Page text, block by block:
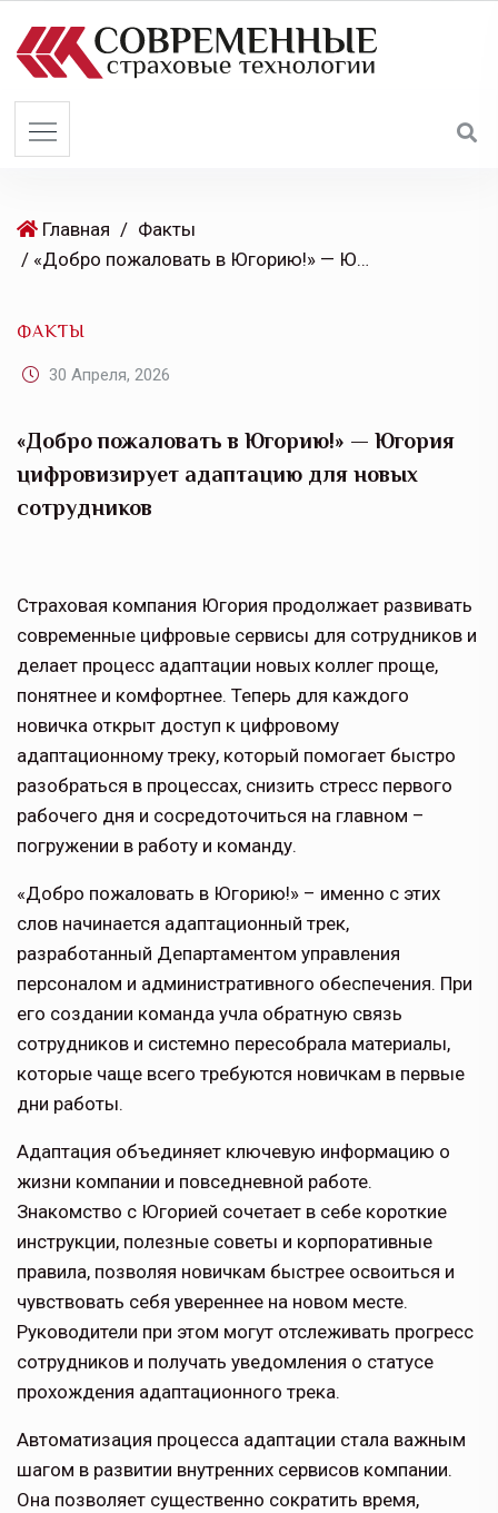
Главная / Факты
/ «Добро пожаловать в Югорию!» — Югория цифровизирует адаптацию для новых сотрудников
ФАКТЫ
30 Апреля, 2026
«Добро пожаловать в Югорию!» — Югория
цифровизирует адаптацию для новых
сотрудников
Страховая компания Югория продолжает развивать
современные цифровые сервисы для сотрудников и
делает процесс адаптации новых коллег проще,
понятнее и комфортнее. Теперь для каждого
новичка открыт доступ к цифровому
адаптационному треку, который помогает быстро
разобраться в процессах, снизить стресс первого
рабочего дня и сосредоточиться на главном –
погружении в работу и команду.
«Добро пожаловать в Югорию!» – именно с этих
слов начинается адаптационный трек,
разработанный Департаментом управления
персоналом и административного обеспечения. При
его создании команда учла обратную связь
сотрудников и системно пересобрала материалы,
которые чаще всего требуются новичкам в первые
дни работы.
Адаптация объединяет ключевую информацию о
жизни компании и повседневной работе.
Знакомство с Югорией сочетает в себе короткие
инструкции, полезные советы и корпоративные
правила, позволяя новичкам быстрее освоиться и
чувствовать себя увереннее на новом месте.
Руководители при этом могут отслеживать прогресс
сотрудников и получать уведомления о статусе
прохождения адаптационного трека.
Автоматизация процесса адаптации стала важным
шагом в развитии внутренних сервисов компании.
Она позволяет существенно сократить время,